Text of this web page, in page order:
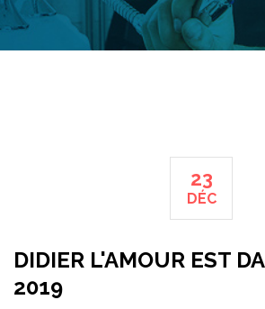
23
DÉC
DIDIER L'AMOUR EST
2019